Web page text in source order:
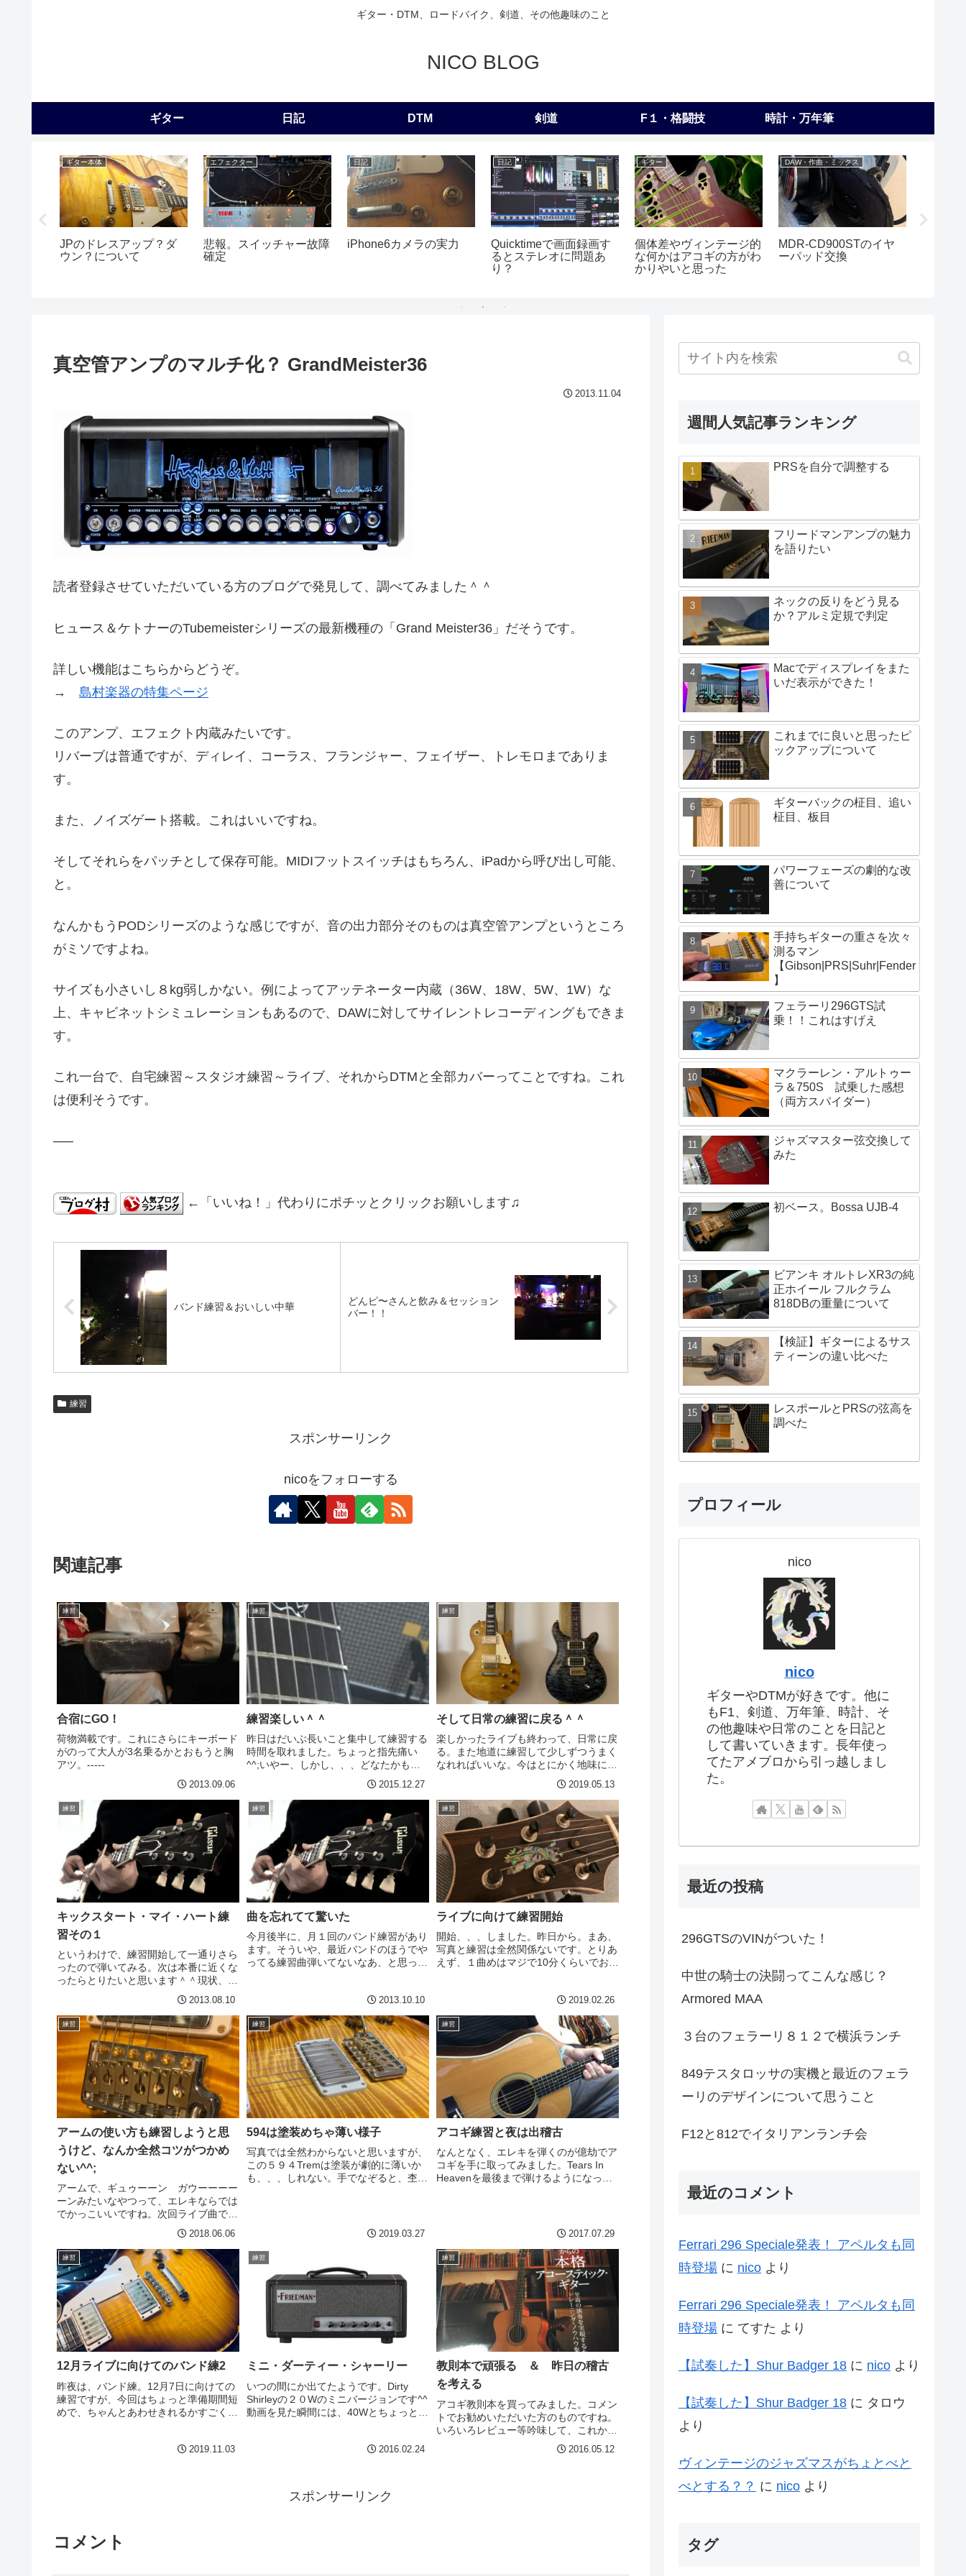
ギター・DTM、ロードバイク、剣道、その他趣味のこと
NICO BLOG
ギター 日記 DTM 剣道 F１・格闘技 時計・万年筆
ギター本体
JPのドレスアップ？ダ
ウン？について
エフェクター
悲報。スイッチャー故障
確定
日記
iPhone6カメラの実力
日記
Quicktimeで画面録画す
るとステレオに問題あ
り？
ギター
個体差やヴィンテージ的
な何かはアコギの方がわ
かりやいと思った
DAW・作曲・ミックス
MDR-CD900STのイヤ
ーパッド交換
真空管アンプのマルチ化？ GrandMeister36
2013.11.04
読者登録させていただいている方のブログで発見して、調べてみました＾＾
ヒュース＆ケトナーのTubemeisterシリーズの最新機種の「Grand Meister36」だそうです。
詳しい機能はこちらからどうぞ。
→ 島村楽器の特集ページ
このアンプ、エフェクト内蔵みたいです。
リバーブは普通ですが、ディレイ、コーラス、フランジャー、フェイザー、トレモロまでありま
す。
また、ノイズゲート搭載。これはいいですね。
そしてそれらをパッチとして保存可能。MIDIフットスイッチはもちろん、iPadから呼び出し可能、
と。
なんかもうPODシリーズのような感じですが、音の出力部分そのものは真空管アンプというところ
がミソですよね。
サイズも小さいし８kg弱しかない。例によってアッテネーター内蔵（36W、18W、5W、1W）な
上、キャビネットシミュレーションもあるので、DAWに対してサイレントレコーディングもできま
す。
これ一台で、自宅練習～スタジオ練習～ライブ、それからDTMと全部カバーってことですね。これ
は便利そうです。
—–
←「いいね！」代わりにポチッとクリックお願いします♫
バンド練習＆おいしい中華
どんピ〜さんと飲み＆セッション
バー！！
練習
スポンサーリンク
nicoをフォローする
関連記事
練習
合宿にGO！
荷物満載です。これにさらにキーボード
がのって大人が3名乗るかとおもうと胸
アツ。-----
2013.09.06
練習
練習楽しい＾＾
昨日はだいぶ長いこと集中して練習する
時間を取れました。ちょっと指先痛い
^^;いやー、しかし、、、どなたかも記
事に書いておりましたが、、、練習楽し
い！！着実にできることが増えてる感じ
がしています。それに、弾く力につい
て、一定のレベルに達したと...
2015.12.27
練習
そして日常の練習に戻る＾＾
楽しかったライブも終わって、日常に戻
る。また地道に練習して少しずつうまく
なれればいいな。今はとにかく地味に指
を動かす練習して、速く弾けるような指
筋をてにいれることと、あと、左手と右
手のシンクロ率を高めてエヴァンゲリオ
ンが起動できるくらいにな...
2019.05.13
練習
キックスタート・マイ・ハート練
習その１
というわけで、練習開始して一通りさら
ったので弾いてみる。次は本番に近くな
ったらとりたいと思います＾＾現状、ま
だ弾き慣れてないのでもたったり走った
りしますね。あと、切れの悪いところが
あるので、その辺を気をつける、、、
と。ただ、覚える事少なくお...
2013.08.10
練習
曲を忘れてて驚いた
今月後半に、月１回のバンド練習があり
ます。そういや、最近バンドのほうでや
ってる練習曲弾いてないなあ、と思って
上忘れてたwwwいやー、ヤバいですね。
まあ、でもバンドのほう...
2013.10.10
練習
ライブに向けて練習開始
開始、、、しました。昨日から。まあ、
写真と練習は全然関係ないです。とりあ
えず、１曲めはマジで10分くらいでおぼ
ればならないのに、これは大きい。非常
に気が楽になりました。...
2019.02.26
練習
アームの使い方も練習しようと思
うけど、なんか全然コツがつかめ
ない^^;
アームで、ギュゥーーン ガウーーーー
ーンみたいなやつって、エレキならでは
でかっこいいですね。次回ライブ曲でも
いくつかアーミングがあるのですが、全
然、感じが出ない。以前に、低音弦が、
ガウーーーーーーーーンみたいに下降し
て行くようなやつは練習し...
2018.06.06
練習
594は塗装めちゃ薄い様子
写真では全然わからないと思いますが、
この５９４Tremは塗装が劇的に薄いか
も、、、しれない。手でなぞると、杢に
2019.03.27
練習
アコギ練習と夜は出稽古
なんとなく、エレキを弾くのが億劫でア
コギを手に取ってみました。Tears In
Heavenを最後まで弾けるようになって
2017.07.29
練習
12月ライブに向けてのバンド練2
昨夜は、バンド練。12月7日に向けての
練習ですが、今回はちょっと準備期間短
めで、ちゃんとあわせきれるかすごく心
だったのですが、なんとかなった。他の
2019.11.03
練習
ミニ・ダーティー・シャーリー
いつの間にか出てたようです。Dirty
Shirleyの２０Wのミニバージョンです^^
動画を見た瞬間には、40Wとちょっと歪
前なんですけが。しかし、動画が進むに
2016.02.24
練習
教則本で頑張る ＆ 昨日の稽古
を考える
アコギ教則本を買ってみました。コメン
トでお勧めいただいた方のものですね。
いろいろレビュー等吟味して、これか
な、、、と思い買ってみました。数年ほ
ど推奨年齢を超えていますが、そこは気
2016.05.12
スポンサーリンク
コメント
週間人気記事ランキング
PRSを自分で調整する
フリードマンアンプの魅力
を語りたい
ネックの反りをどう見る
か？アルミ定規で判定
Macでディスプレイをまた
いだ表示ができた！
これまでに良いと思ったピ
ックアップについて
ギターバックの柾目、追い
柾目、板目
パワーフェーズの劇的な改
善について
手持ちギターの重さを次々
測るマン
【Gibson|PRS|Suhr|Fender
】
フェラーリ296GTS試
乗！！これはすげえ
マクラーレン・アルトゥー
ラ＆750S 試乗した感想
（両方スパイダー）
ジャズマスター弦交換して
みた
初ベース。Bossa UJB-4
ビアンキ オルトレXR3の純
正ホイール フルクラム
818DBの重量について
【検証】ギターによるサス
ティーンの違い比べた
レスポールとPRSの弦高を
調べた
プロフィール
nico
nico
ギターやDTMが好きです。他に
もF1、剣道、万年筆、時計、そ
の他趣味や日常のことを日記と
して書いていきます。長年使っ
てたアメブロから引っ越しまし
た。
最近の投稿
296GTSのVINがついた！
中世の騎士の決闘ってこんな感じ？
Armored MAA
３台のフェラーリ８１２で横浜ランチ
849テスタロッサの実機と最近のフェラ
ーリのデザインについて思うこと
F12と812でイタリアンランチ会
最近のコメント
Ferrari 296 Speciale発表！ アペルタも同
時登場 に nico より
Ferrari 296 Speciale発表！ アペルタも同
時登場 に てすた より
【試奏した】Shur Badger 18 に nico より
【試奏した】Shur Badger 18 に タロウ
より
ヴィンテージのジャズマスがちょとべと
べとする？？ に nico より
タグ